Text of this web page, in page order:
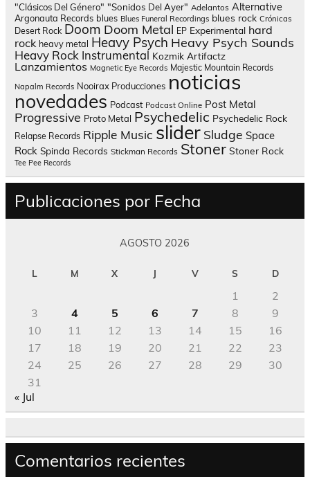
"Clásicos Del Género" "Sonidos Del Ayer" Adelantos Alternative
Argonauta Records blues Blues Funeral Recordings blues rock Crónicas
Desert Rock Doom Doom Metal EP Experimental hard
rock heavy metal Heavy Psych Heavy Psych Sounds
Heavy Rock Instrumental Kozmik Artifactz
Lanzamientos Magnetic Eye Records Majestic Mountain Records
Napalm Records Nooirax Producciones noticias
novedades Podcast Podcast Online Post Metal
Progressive Proto Metal Psychedelic Psychedelic Rock
Relapse Records Ripple Music slider Sludge Space
Rock Spinda Records Stickman Records Stoner Stoner Rock
Tee Pee Records
Publicaciones por Fecha
AGOSTO 2026
L M X J V S D
1
2
3
4 5 6 7 8
9
10
11 12 13 14 15
16
17
18 19 20 21 22
23
24
25 26 27 28 29
30
31
« Jul
Comentarios recientes